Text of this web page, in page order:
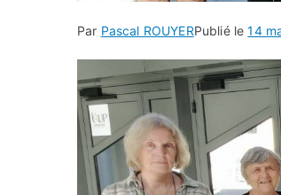
Par Pascal ROUYERPublié le14